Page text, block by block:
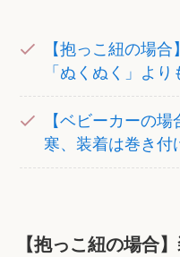
【抱っこ紐の場
「ぬくぬく」よ
【ベビーカーの
寒、装着は巻き付
【抱っこ紐の場合